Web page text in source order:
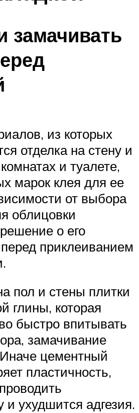
замачивать
из которых
отделка на стену и
и туалете,
марок клея для ее
от выбора
облицовки
о его
приклеиванием
пол и стены плитки
глины, которая
быстро впитывать
замачивание
цементный
пластичность,
и ухудшится адгезия.